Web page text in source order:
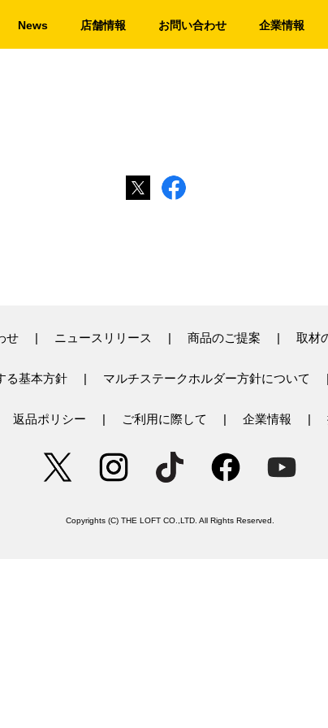
News 店舗情報 お問い合わせ 企業情報
せ ニュースリリース 商品のご提案 取材
る基本方針 マルチステークホルダー方針について
返品ポリシー ご利用に際して 企業情報
Copyrights (C) THE LOFT CO.,LTD. All Rights Reserved.